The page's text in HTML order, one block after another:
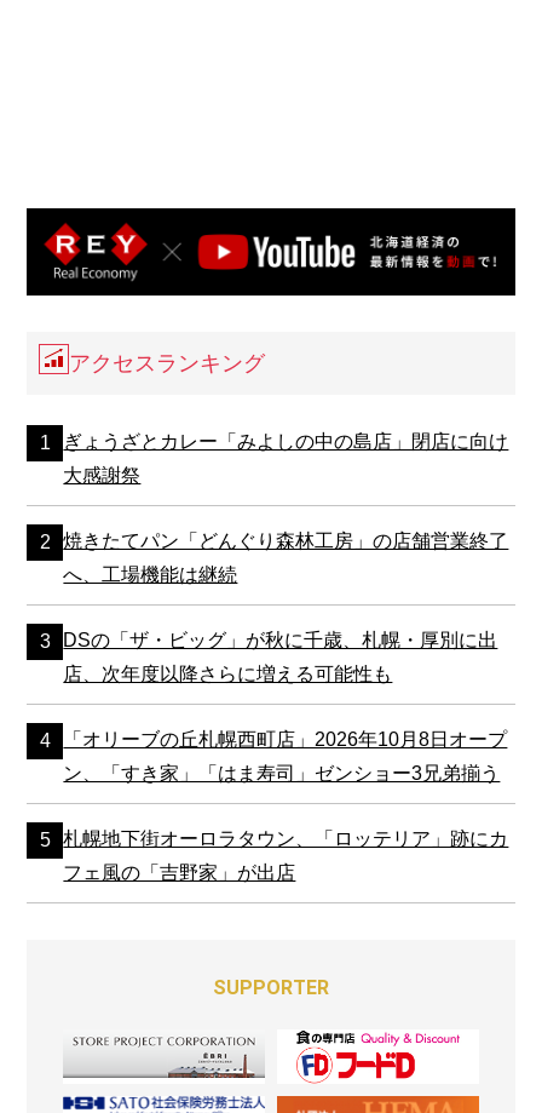
アクセスランキング
ぎょうざとカレー「みよしの中の島店」閉店に向け
大感謝祭
焼きたてパン「どんぐり森林工房」の店舗営業終了
へ、工場機能は継続
DSの「ザ・ビッグ」が秋に千歳、札幌・厚別に出
店、次年度以降さらに増える可能性も
「オリーブの丘札幌西町店」2026年10月8日オープ
ン、「すき家」「はま寿司」ゼンショー3兄弟揃う
札幌地下街オーロラタウン、「ロッテリア」跡にカ
フェ風の「吉野家」が出店
SUPPORTER